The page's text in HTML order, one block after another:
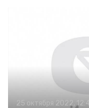
25 октября 2022,